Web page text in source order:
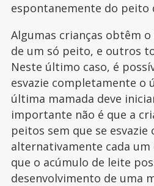
espontanemente do peito
Algumas crianças obtêm
de um só peito, e outros
Neste último caso, é
esvazie completamente o
última mamada deve
importante não é que a
peitos sem que se esvazie
alternativamente cada
que o acúmulo de leite
desenvolvimento de uma